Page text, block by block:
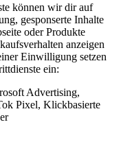
können wir dir auf
gesponserte Inhalte
oder Produkte
anzeigen
Einwilligung setzen
ein:
Advertising,
Pixel, Klickbasierte